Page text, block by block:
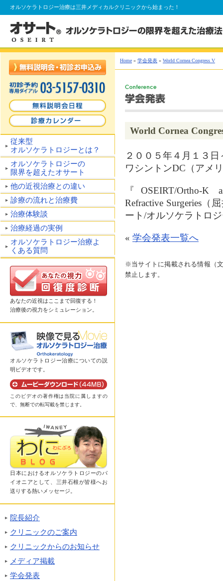
オルソケラトロジー治療は三井メディカルクリニックから始まった！
従来型
オルソケラトロジーとは？
オルソケラトロジーの
限界を超えたオサート
他の近視治療との違い
診療の流れと治療費
治療体験談
治療経過の実例
オルソケラトロジー治療よ
くある質問
あなたの近視はここまで回復する！
治療後の視力をシミュレーション。
オルソケラトロジー治療についての説
明ビデオです。
このビデオの著作権は当院に属しますの
で、無断での転写載を禁じます。
日本におけるオルソケラトロジーのパ
イオニアとして、三井石根が皆様へお
送りする熱いメッセージ。
院長紹介
クリニックのご案内
クリニックからのお知らせ
メディア掲載
学会発表
Home » 学会発表 » World Cornea Congress V
World Cornea
２００５年４月１３日
ワシントンDC（アメ
『OSEIRT/Ortho-K
Refractive Surgeries（
ート/オルソケラトロ
« 学会発表一覧へ
※当サイトに掲載される情報（
禁止します。